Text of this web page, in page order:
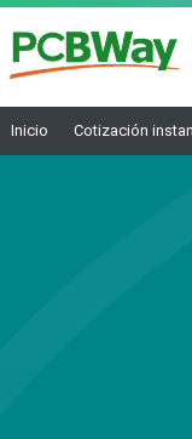
Inicio Cotización